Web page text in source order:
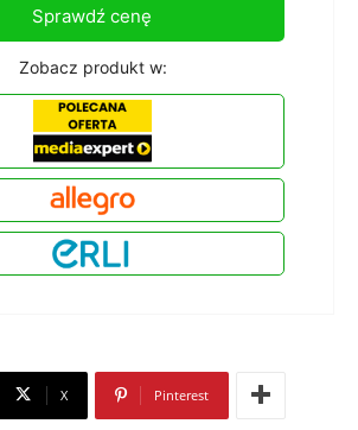
Sprawdź cenę
Zobacz produkt w:
X Pinterest